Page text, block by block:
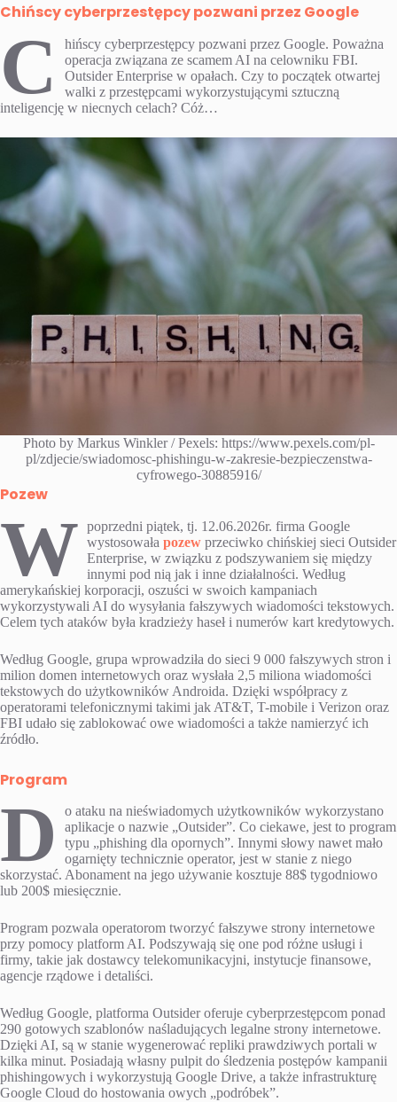
Chińscy cyberprzestępcy pozwani przez Google
C
hińscy cyberprzestępcy pozwani przez Google. Poważna
operacja związana ze scamem AI na celowniku FBI.
Outsider Enterprise w opałach. Czy to początek otwartej
walki z przestępcami wykorzystującymi sztuczną
inteligencję w niecnych celach? Cóż…
Photo by Markus Winkler / Pexels: https://www.pexels.com/pl-
pl/zdjecie/swiadomosc-phishingu-w-zakresie-bezpieczenstwa-
cyfrowego-30885916/
Pozew
W poprzedni piątek, tj. 12.06.2026r. firma Google
wystosowała pozewprzeciwko chińskiej sieci Outsider
Enterprise, w związku z podszywaniem się między
innymi pod nią jak i inne działalności. Według
amerykańskiej korporacji, oszuści w swoich kampaniach
wykorzystywali AI do wysyłania fałszywych wiadomości tekstowych.
Celem tych ataków była kradzieży haseł i numerów kart kredytowych.
Według Google, grupa wprowadziła do sieci 9 000 fałszywych stron i
milion domen internetowych oraz wysłała 2,5 miliona wiadomości
tekstowych do użytkowników Androida. Dzięki współpracy z
operatorami telefonicznymi takimi jak AT&T, T-mobile i Verizon oraz
FBI udało się zablokować owe wiadomości a także namierzyć ich
źródło.
Program
D
o ataku na nieświadomych użytkowników wykorzystano
aplikacje o nazwie „Outsider”. Co ciekawe, jest to program
typu „phishing dla opornych”. Innymi słowy nawet mało
ogarnięty technicznie operator, jest w stanie z niego
skorzystać. Abonament na jego używanie kosztuje 88$ tygodniowo
lub 200$ miesięcznie.
Program pozwala operatorom tworzyć fałszywe strony internetowe
przy pomocy platform AI. Podszywają się one pod różne usługi i
firmy, takie jak dostawcy telekomunikacyjni, instytucje finansowe,
agencje rządowe i detaliści.
Według Google, platforma Outsider oferuje cyberprzestępcom ponad
290 gotowych szablonów naśladujących legalne strony internetowe.
Dzięki AI, są w stanie wygenerować repliki prawdziwych portali w
kilka minut. Posiadają własny pulpit do śledzenia postępów kampanii
phishingowych i wykorzystują Google Drive, a także infrastrukturę
Google Cloud do hostowania owych „podróbek”.